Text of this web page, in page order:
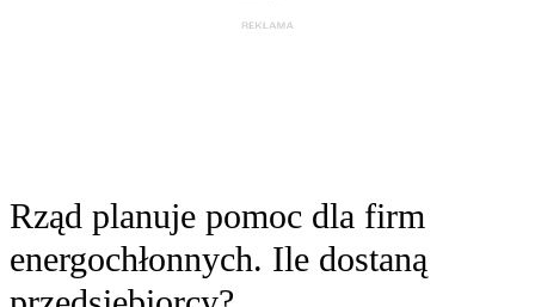
Rząd planuje pomoc dla firm
energochłonnych. Ile dostaną